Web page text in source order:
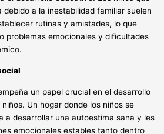
a la inestabilidad familiar suelen
rutinas y amistades, lo que
problemas emocionales y dificultades
un papel crucial en el desarrollo
Un hogar donde los niños se
a desarrollar una autoestima sana y les
emocionales estables tanto dentro